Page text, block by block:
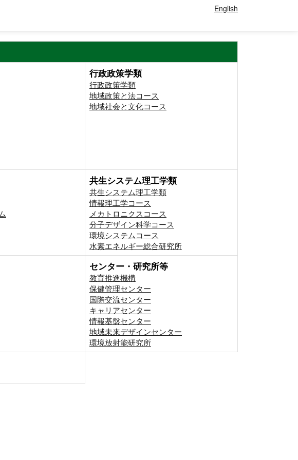
English
行政政策学類
行政政策学類
地域政策と法コース
地域社会と文化コース
共生システム理工学類
共生システム理工学類
情報理工学コース
メカトロニクスコース
分子デザイン科学コース
環境システムコース
⽔素エネルギー総合研究所
センター・研究所等
教育推進機構
保健管理センター
国際交流センター
キャリアセンター
情報基盤センター
地域未来デザインセンター
環境放射能研究所